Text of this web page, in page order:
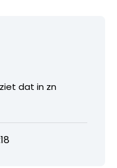
dat in zn